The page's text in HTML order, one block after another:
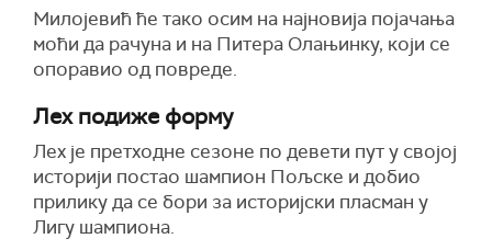
Милојевић ће тако осим на најновија појачања
моћи да рачуна и на Питера Олањинку, који се
опоравио од повреде.
Лех подиже форму
Лех је претходне сезоне по девети пут у својој
историји постао шампион Пољске и добио
прилику да се бори за историјски пласман у
Лигу шампиона.